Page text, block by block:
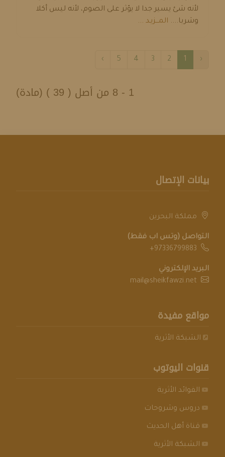
لأنه شئ يسير جدا لا يؤثر على الصوم، لأنه ليس أكلا
وشربا.... المـــزيـد ...
‹
1
2
3
4
5
›
1 - 8 من أصل ( 39 ) (مادة)
بيانات الإتصال
مملكة البحرين
التواصل (وتس اب فقط)
+97336799883
البريد الإلكتروني
mail@sheikfawzi.net
مواقع مفيدة
الشبكة الأثرية
قنوات اليوتوب
الفوائد الأثرية
دروس وشروحات
قناة أهل الحديث
الشبكة الأثرية